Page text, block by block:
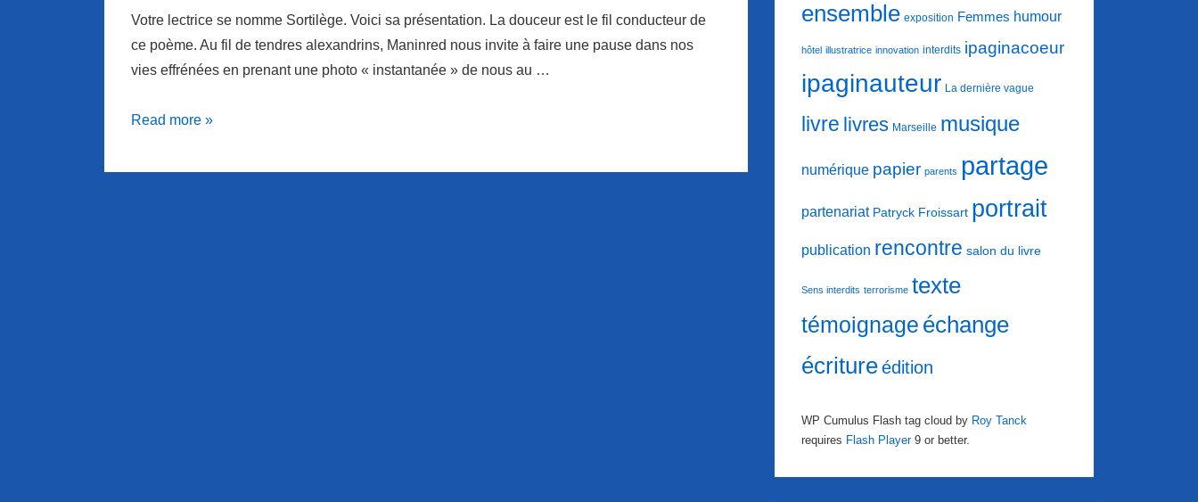
Votre lectrice se nomme Sortilège. Voici sa présentation. La douceur est le fil conducteur de
ce poème. Au fil de tendres alexandrins, Maninred nous invite à faire une pause dans nos
vies effrénées en prenant une photo « instantanée » de nous au …
Ipagina’Son
laisse
Read more »
ensemble exposition Femmes humour
hôtel illustratrice innovation interdits ipaginacoeur
ipaginauteur La dernière vague
livre livres Marseille musique
numérique papier parents partage
partenariat Patryck Froissart portrait
publication rencontre salon du livre
Sens interdits terrorisme texte
témoignage échange
écritureédition
WP Cumulus Flash tag cloud by Roy Tanck
requires Flash Player9 or better.